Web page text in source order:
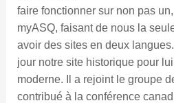
faire fonctionner sur non pas
myASQ, faisant de nous la
avoir des sites en deux
jour notre site historique pour
moderne. Il a rejoint le groupe
contribué à la conférence